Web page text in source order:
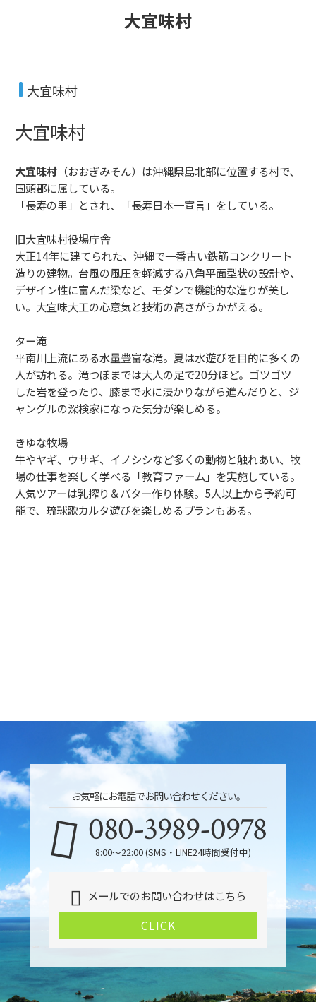
大宜味村
大宜味村
大宜味村
大宜味村 （おおぎみそん）は沖縄県島北部に位置する村で、
国頭郡に属している。
「長寿の里」とされ、「長寿日本一宣言」をしている。
旧大宜味村役場庁舎
大正14年に建てられた、沖縄で一番古い鉄筋コンクリート
造りの建物。台風の風圧を軽減する八角平面型状の設計や、
デザイン性に富んだ梁など、モダンで機能的な造りが美し
い。大宜味大工の心意気と技術の高さがうかがえる。
ター滝
平南川上流にある水量豊富な滝。夏は水遊びを目的に多くの
人が訪れる。滝つぼまでは大人の足で20分ほど。ゴツゴツ
した岩を登ったり、膝まで水に浸かりながら進んだりと、ジ
ャングルの深検家になった気分が楽しめる。
きゆな牧場
牛やヤギ、ウサギ、イノシシなど多くの動物と触れあい、牧
場の仕事を楽しく学べる「教育ファーム」を実施している。
人気ツアーは乳搾り＆バター作り体験。5人以上から予約可
能で、琉球歌カルタ遊びを楽しめるプランもある。
お気軽にお電話でお問い合わせください。
080-3989-0978
8:00～22:00 (SMS・LINE24時間受付中)
メールでのお問い合わせはこちら
CLICK